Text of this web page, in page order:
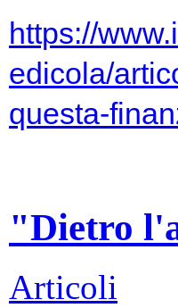
https://
edicola/
questa-
"Dietro
Articoli